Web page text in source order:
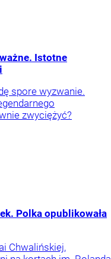
Istotne
spore wyzwanie.
zwyciężyć?
Polka opublikowała
Chwalińskiej,